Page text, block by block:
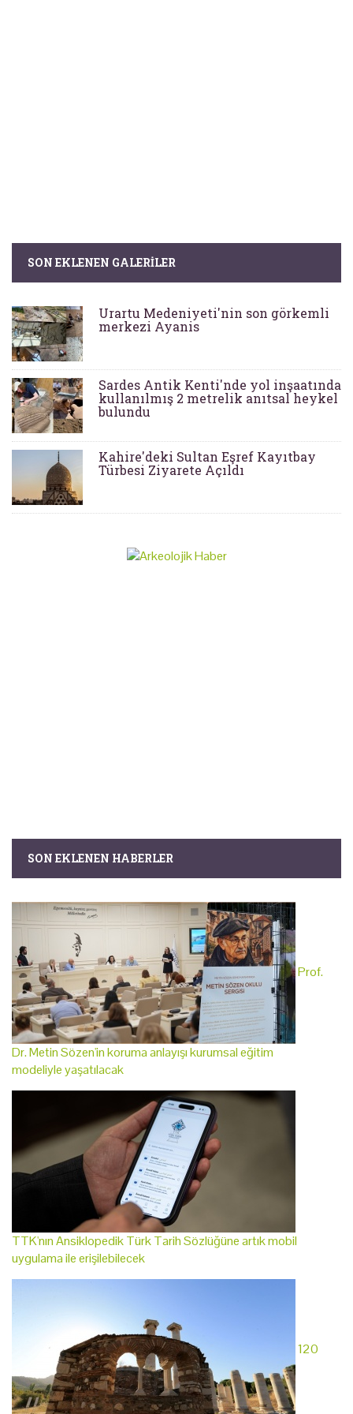
SON EKLENEN GALERILER
Urartu Medeniyeti'nin son görkemli
merkezi Ayanis
Sardes Antik Kenti'nde yol inşaatında
kullanılmış 2 metrelik anıtsal heykel
bulundu
Kahire'deki Sultan Eşref Kayıtbay
Türbesi Ziyarete Açıldı
SON EKLENEN HABERLER
Prof.
Dr. Metin Sözen'in koruma anlayışı kurumsal eğitim
modeliyle yaşatılacak
TTK'nın Ansiklopedik Türk Tarih Sözlüğüne artık mobil
uygulama ile erişilebilecek
120